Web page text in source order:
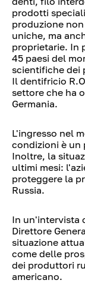
prodotti
produzione
uniche, ma
proprietarie. In
45 paesi del
scientifiche dei
Il dentifricio
settore che ha
Germania.
L'ingresso nel
condizioni è un
Inoltre, la
ultimi mesi:
proteggere la
Russia.
In un'intervista
Direttore
situazione
come delle
dei produttori
americano.